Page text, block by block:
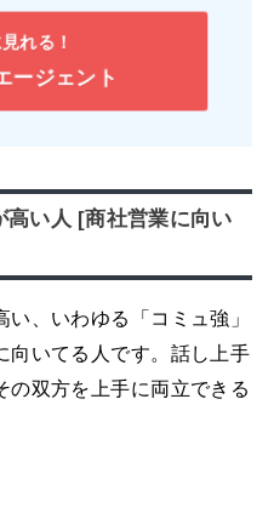
れる！
ージェント
高い人 [商社営業に向い
、いわゆる「コミュ強」
向いてる人です。話し上手
の双方を上手に両立できる